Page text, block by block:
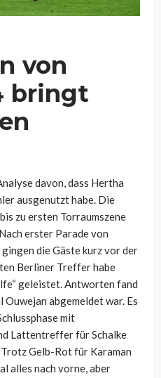
von
bringt
davon, dass Hertha
ausgenutzt habe. Die
zu ersten Torraumszene
erster Parade von
die Gäste kurz vor der
Berliner Treffer habe
geleistet. Antworten fand
Ouwejan abgemeldet war. Es
mit
Lattentreffer für Schalke
Gelb-Rot für Karaman
alles nach vorne, aber